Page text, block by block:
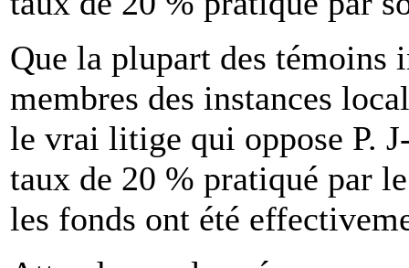
Que la plupart des témoins
membres des instances
le vrai litige qui oppose P.
taux de 20 % pratiqué par
les fonds ont été